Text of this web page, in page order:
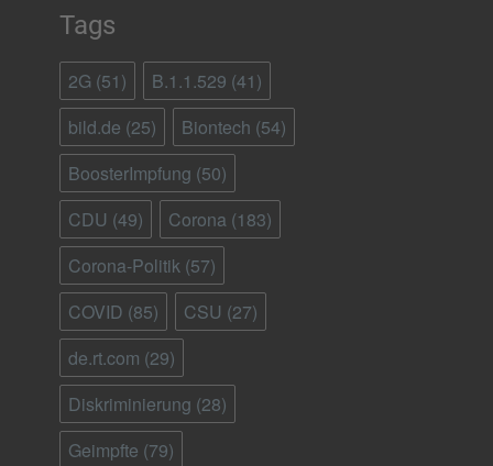
Tags
2G (51) B.1.1.529 (41)
bild.de (25) Biontech (54)
BoosterImpfung (50)
CDU (49) Corona (183)
Corona-Politik (57)
COVID (85) CSU (27)
de.rt.com (29)
Diskriminierung (28)
Geimpfte (79)